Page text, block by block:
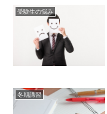
受験生の悩み
冬期講習